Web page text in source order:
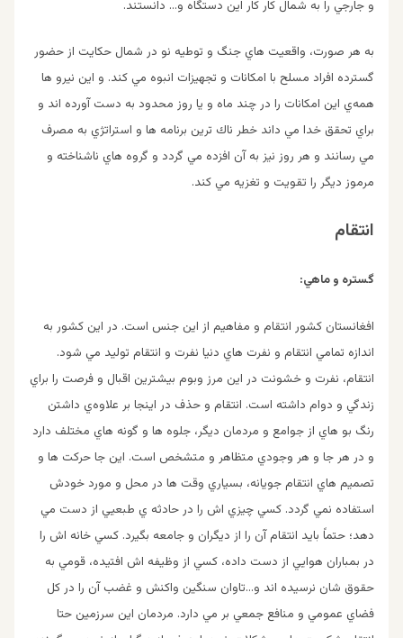
و جارجي را به شمال كار كار اين دستگاه و… دانستند.
به هر صورت، واقعيت هاي جنگ و توطيه نو در شمال حكايت از حضور
گسترده افراد مسلح با امكانات و تجهيزات انبوه مي كند. و اين نيرو ها
همه‌ي اين امكانات را در چند ماه و يا روز محدود به دست آورده اند و
براي تحقق خدا مي داند خطر ناك ترين برنامه ها و استراتژي به مصرف
مي رسانند و هر روز نيز به آن افزده مي گردد و گروه هاي ناشناخته و
مرموز ديگر را تقويت و تغزيه مي كند.
انتقام
گستره و ماهي:
افغانستان كشور انتقام و مفاهيم از اين جنس است. در اين كشور به
اندازه تمامي انتقام و نفرت هاي دنيا نفرت و انتقام توليد مي شود.
انتقام، نفرت و خشونت در اين مرز وبوم بيشترين اقبال و فرصت را براي
زندگي و دوام داشته است. انتقام و حذف در اينجا بر علاوه‌ي داشتن
رنگ بو هاي از جوامع و مردمان ديگر، جلوه ها و گونه هاي مختلف دارد
و در هر جا و هر وجودي متظاهر و متشخص است. اين جا حركت ها و
تصميم هاي انتقام جويانه، بسياري وقت ها در محل و مورد خودش
استفاده نمي گردد. كسي چيزي اش را در حادثه ي طبعيي از دست مي
دهد؛ حتماً بايد انتقام آن را از ديگران و جامعه بگيرد. كسي خانه اش را
در بمباران هوايي از دست داده، كسي از وظيفه اش افتيده، قومي به
حقوق شان نرسيده اند و…تاوان سنگين واكنش و غضب آن را در كل
فضاي عمومي و منافع جمعي بر مي دارد. مردمان اين سرزمين حتا